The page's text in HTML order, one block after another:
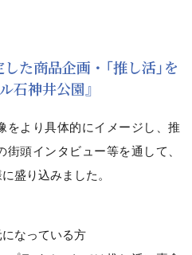
た商品企画・「推し活」を
石神井公園』
より具体的にイメージし、推
頭インタビュー等を通して、
盛り込みました。
になっている方